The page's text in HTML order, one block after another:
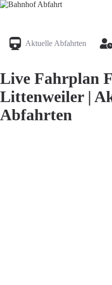
Aktuelle Abfahrten
Live Fahrplan
Littenweiler |
Abfahrten